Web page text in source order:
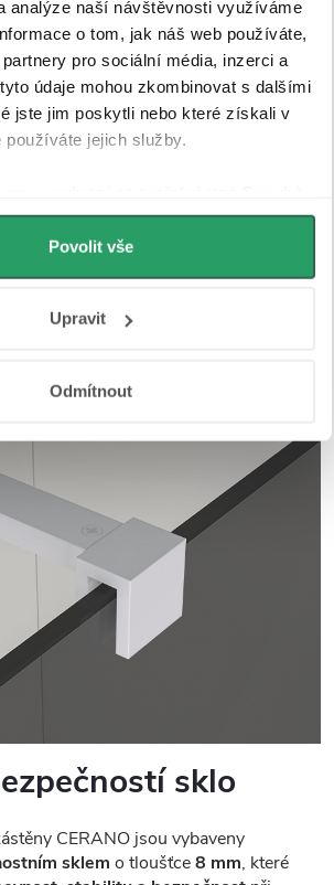
analýze naší návštěvnosti využíváme
o tom, jak náš web používáte,
pro sociální média, inzerci a
údaje mohou zkombinovat s dalšími
jste jim poskytli nebo které získali v
používáte jejich služby.
cookies pro analytiku a
reklamu. Jak Google zpracovává
na stránkách
Povolit vše
Upravit
Odmítnout
sklo
CERANO jsou vybaveny
sklem o tloušťce8 mm, které